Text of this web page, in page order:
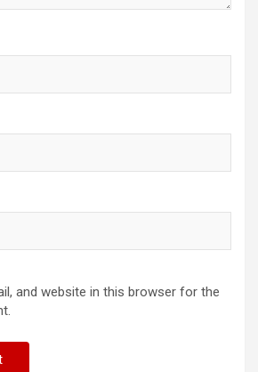
and website in this browser for the